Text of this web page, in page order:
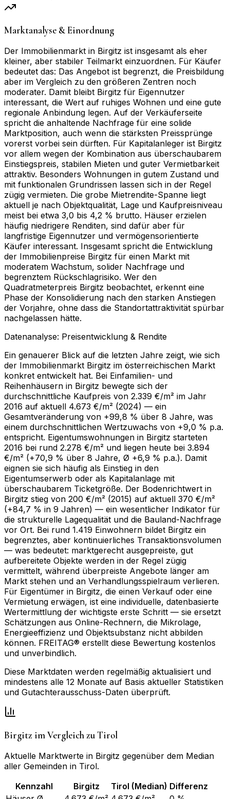
Marktanalyse & Einordnung
Der Immobilienmarkt in Birgitz ist insgesamt als eher
kleiner, aber stabiler Teilmarkt einzuordnen. Für Käufer
bedeutet das: Das Angebot ist begrenzt, die Preisbildung
aber im Vergleich zu den größeren Zentren noch
moderater. Damit bleibt Birgitz für Eigennutzer
interessant, die Wert auf ruhiges Wohnen und eine gute
regionale Anbindung legen. Auf der Verkäuferseite
spricht die anhaltende Nachfrage für eine solide
Marktposition, auch wenn die stärksten Preissprünge
vorerst vorbei sein dürften. Für Kapitalanleger ist Birgitz
vor allem wegen der Kombination aus überschaubarem
Einstiegspreis, stabilen Mieten und guter Vermietbarkeit
attraktiv. Besonders Wohnungen in gutem Zustand und
mit funktionalen Grundrissen lassen sich in der Regel
zügig vermieten. Die grobe Mietrendite-Spanne liegt
aktuell je nach Objektqualität, Lage und Kaufpreisniveau
meist bei etwa 3,0 bis 4,2 % brutto. Häuser erzielen
häufig niedrigere Renditen, sind dafür aber für
langfristige Eigennutzer und vermögensorientierte
Käufer interessant. Insgesamt spricht die Entwicklung
der Immobilienpreise Birgitz für einen Markt mit
moderatem Wachstum, solider Nachfrage und
begrenztem Rückschlagrisiko. Wer den
Quadratmeterpreis Birgitz beobachtet, erkennt eine
Phase der Konsolidierung nach den starken Anstiegen
der Vorjahre, ohne dass die Standortattraktivität spürbar
nachgelassen hätte.
Datenanalyse: Preisentwicklung & Rendite
Ein genauerer Blick auf die letzten Jahre zeigt, wie sich
der Immobilienmarkt Birgitz im österreichischen Markt
konkret entwickelt hat. Bei Einfamilien- und
Reihenhäusern in Birgitz bewegte sich der
durchschnittliche Kaufpreis von 2.339 €/m² im Jahr
2016 auf aktuell 4.673 €/m² (2024) — ein
Gesamtveränderung von +99,8 % über 8 Jahre, was
einem durchschnittlichen Wertzuwachs von +9,0 % p.a.
entspricht. Eigentumswohnungen in Birgitz starteten
2016 bei rund 2.278 €/m² und liegen heute bei 3.894
€/m² (+70,9 % über 8 Jahre, Ø +6,9 % p.a.). Damit
eignen sie sich häufig als Einstieg in den
Eigentumserwerb oder als Kapitalanlage mit
überschaubarem Ticketgröße. Der Bodenrichtwert in
Birgitz stieg von 200 €/m² (2015) auf aktuell 370 €/m²
(+84,7 % in 9 Jahren) — ein wesentlicher Indikator für
die strukturelle Lagequalität und die Bauland-Nachfrage
vor Ort. Bei rund 1.419 Einwohnern bildet Birgitz ein
begrenztes, aber kontinuierliches Transaktionsvolumen
— was bedeutet: marktgerecht ausgepreiste, gut
aufbereitete Objekte werden in der Regel zügig
vermittelt, während überpreiste Angebote länger am
Markt stehen und an Verhandlungsspielraum verlieren.
Für Eigentümer in Birgitz, die einen Verkauf oder eine
Vermietung erwägen, ist eine individuelle, datenbasierte
Wertermittlung der wichtigste erste Schritt — sie ersetzt
Schätzungen aus Online-Rechnern, die Mikrolage,
Energieeffizienz und Objektsubstanz nicht abbilden
können. FREITAG® erstellt diese Bewertung kostenlos
und unverbindlich.
Diese Marktdaten werden regelmäßig aktualisiert und
mindestens alle 12 Monate auf Basis aktueller Statistiken
und Gutachterausschuss-Daten überprüft.
Birgitz im Vergleich zuTirol
Aktuelle Marktwerte in Birgitz gegenüber dem Median
aller Gemeinden in Tirol.
Kennzahl
Birgitz Tirol (Median) Differenz